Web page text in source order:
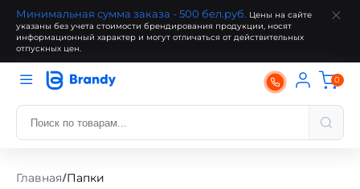
Минимальная сумма заказа - 500 бел.руб. Цены на сайте
указаны без учета стоимости брендирования продукции, носят
информационный характер и могут отличаться от действительных
отпускных цен.
0
Главная/Папки